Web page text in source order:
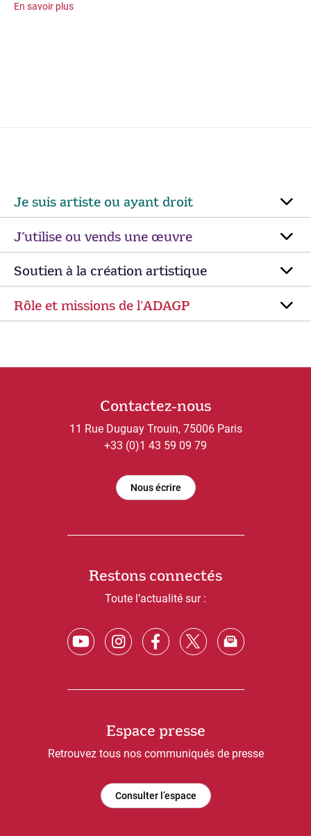
En savoir plus
Je suis artiste ou ayant droit
J’utilise ou vends une œuvre
Soutien à la création artistique
Rôle et missions de lʼADAGP
Contactez-nous
11 Rue Duguay Trouin, 75006 Paris
+33 (0)1 43 59 09 79
Nous écrire
Restons connectés
Toute l’actualité sur :
Espace presse
Retrouvez tous nos communiqués de presse
Consulter l’espace